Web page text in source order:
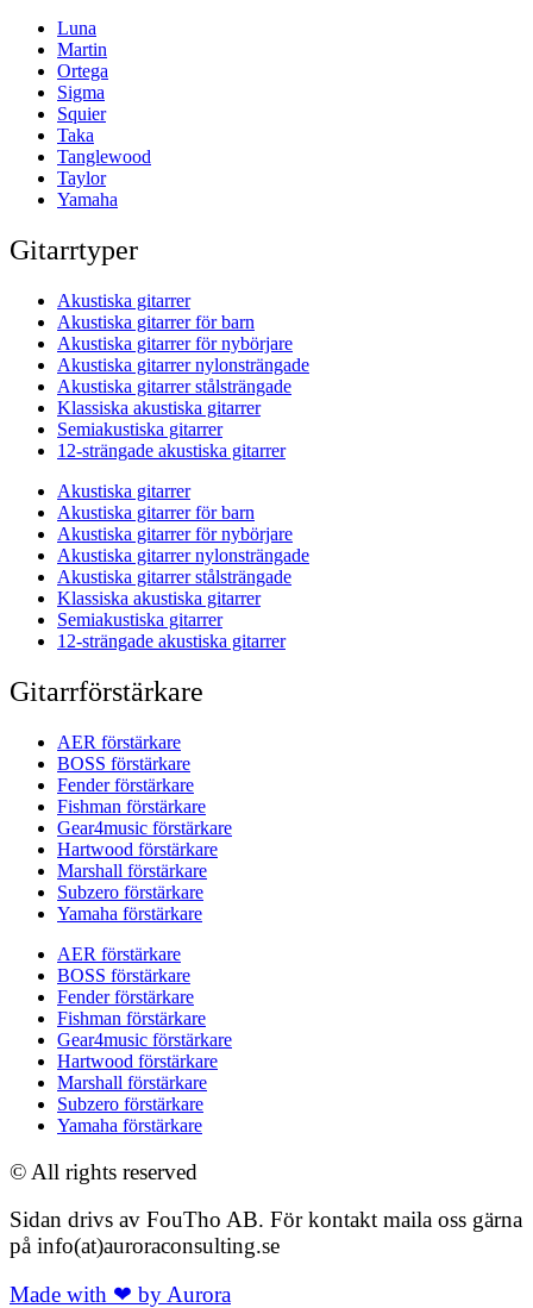
Luna
Martin
Ortega
Sigma
Squier
Taka
Tanglewood
Taylor
Yamaha
Gitarrtyper
Akustiska gitarrer
Akustiska gitarrer för barn
Akustiska gitarrer för nybörjare
Akustiska gitarrer nylonsträngade
Akustiska gitarrer stålsträngade
Klassiska akustiska gitarrer
Semiakustiska gitarrer
12-strängade akustiska gitarrer
Akustiska gitarrer
Akustiska gitarrer för barn
Akustiska gitarrer för nybörjare
Akustiska gitarrer nylonsträngade
Akustiska gitarrer stålsträngade
Klassiska akustiska gitarrer
Semiakustiska gitarrer
12-strängade akustiska gitarrer
Gitarrförstärkare
AER förstärkare
BOSS förstärkare
Fender förstärkare
Fishman förstärkare
Gear4music förstärkare
Hartwood förstärkare
Marshall förstärkare
Subzero förstärkare
Yamaha förstärkare
AER förstärkare
BOSS förstärkare
Fender förstärkare
Fishman förstärkare
Gear4music förstärkare
Hartwood förstärkare
Marshall förstärkare
Subzero förstärkare
Yamaha förstärkare
© All rights reserved
Sidan drivs av FouTho AB. För kontakt maila oss gärna
på info(at)auroraconsulting.se
Made with ❤ by Aurora